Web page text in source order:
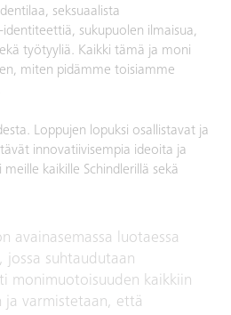
seksuaalista
sukupuolen ilmaisua,
työtyyliä. Kaikki tämä ja moni
miten pidämme toisiamme
Loppujen lopuksi osallistavat ja
innovatiivisempia ideoita ja
kaikille Schindlerillä sekä
avainasemassa luotaessa
jossa suhtaudutaan
monimuotoisuuden kaikkiin
ja varmistetaan, että